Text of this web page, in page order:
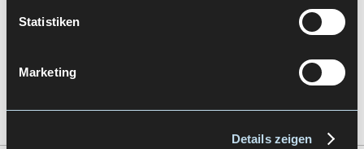
Statistiken
Marketing
Details zeigen
Let's Talk